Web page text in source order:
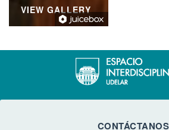
VIEW GALLERY
CONTÁCTANOS